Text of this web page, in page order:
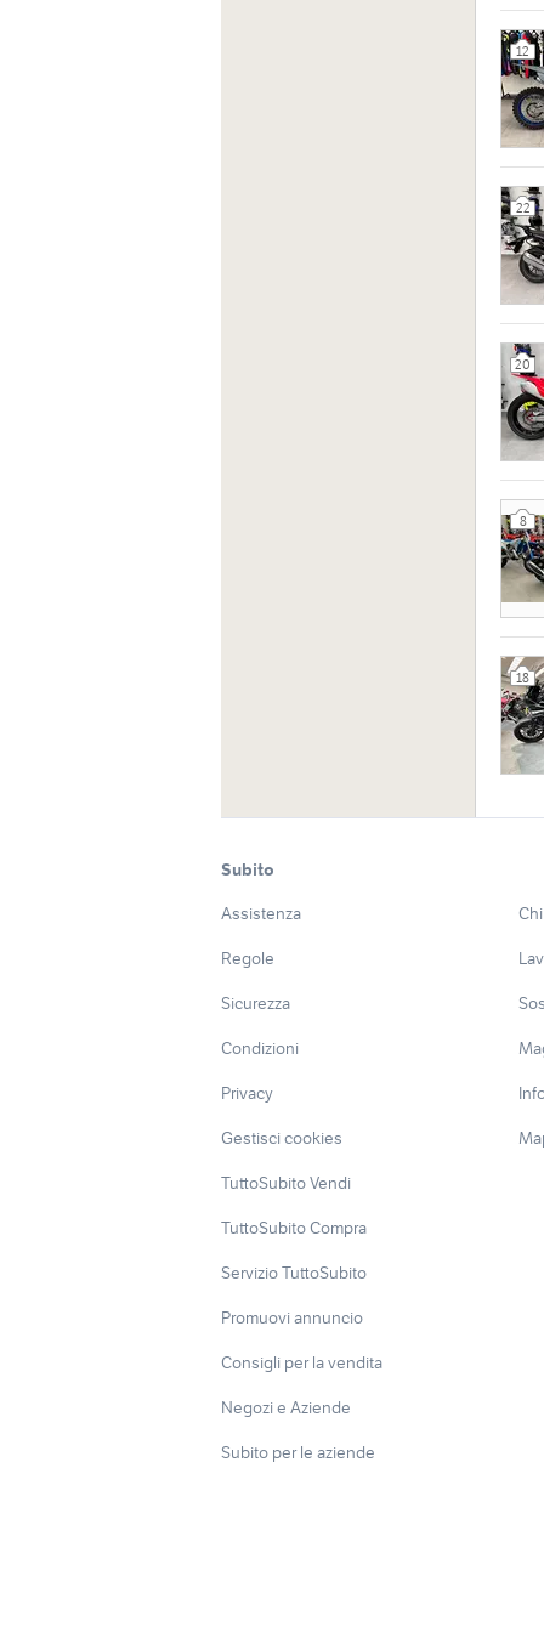
12
22
20
8
18
Subito
Assistenza
Regole
Sicurezza
Condizioni
Privacy
Gestisci cookies
TuttoSubito Vendi
TuttoSubito Compra
Servizio TuttoSubito
Promuovi annuncio
Consigli per la vendita
Negozi e Aziende
Subito per le aziende